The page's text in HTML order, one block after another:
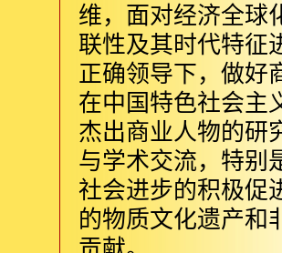
维，面对经济全球
联性及其时代特征
正确领导下，做好
在中国特色社会主
杰出商业人物的研
与学术交流，特别
社会进步的积极促
的物质文化遗产和